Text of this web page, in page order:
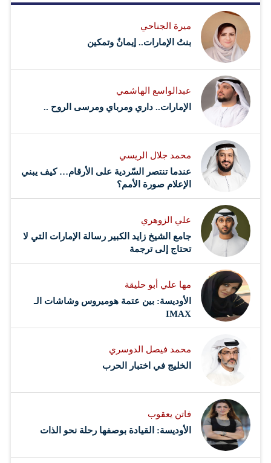
ميرة الجناحي
بنتُ الإمارات.. إيمانٌ وتمكين
عبدالواسع الهاشمي
الإمارات.. داري ومرباي ومرسى الروح ..
محمد جلال الريسي
عندما تنتصر السّردية على الأرقام… كيف يبني
الإعلام صورة الأمم؟
علي الزوهري
جامع الشيخ زايد الكبير رسالة الإمارات التي لا
تحتاج إلى ترجمة
مها علي أبو حليقة
الأوديسة: بين عتمة هوميروس وشاشات الـ
IMAX
محمد فيصل الدوسري ​
‏الخليج في اختبار الحرب
فاتن يعقوب
الأوديسة: القيادة بوصفها رحلة نحو الذات